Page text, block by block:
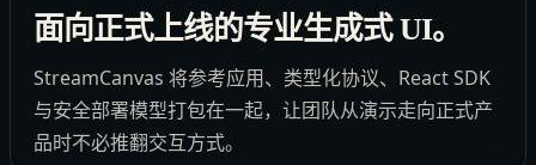
面向正式上线的专业生成式 UI。
StreamCanvas 将参考应用、类型化协议、React SDK
与安全部署模型打包在一起，让团队从演示走向正式产
品时不必推翻交互方式。